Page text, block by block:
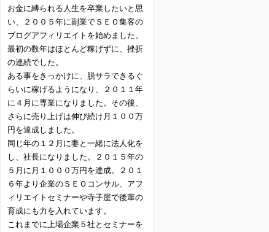
お金に縛られる人生を卒業したいと思
い、２００５年に副業でＳＥＯ集客の
ブログアフィリエイトを始めました。
最初の数年はほとんど稼げずに、挫折
の連続でした。
ある事をきっかけに、脱サラできるぐ
らいに稼げるようになり、２０１１年
に４月に専業になりました。その後、
さらに売り上げは伸び続け月１００万
円を達成しました。
同じ年の１２月に妻と一緒に法人化を
し、社長になりました。２０１５年の
５月に月１０００万円を達成。２０１
６年より企業のＳＥＯコンサル、アフ
ィリエイトセミナーや寺子屋で後輩の
育成にも力を入れています。
これまでに上場企業５社とセミナーを